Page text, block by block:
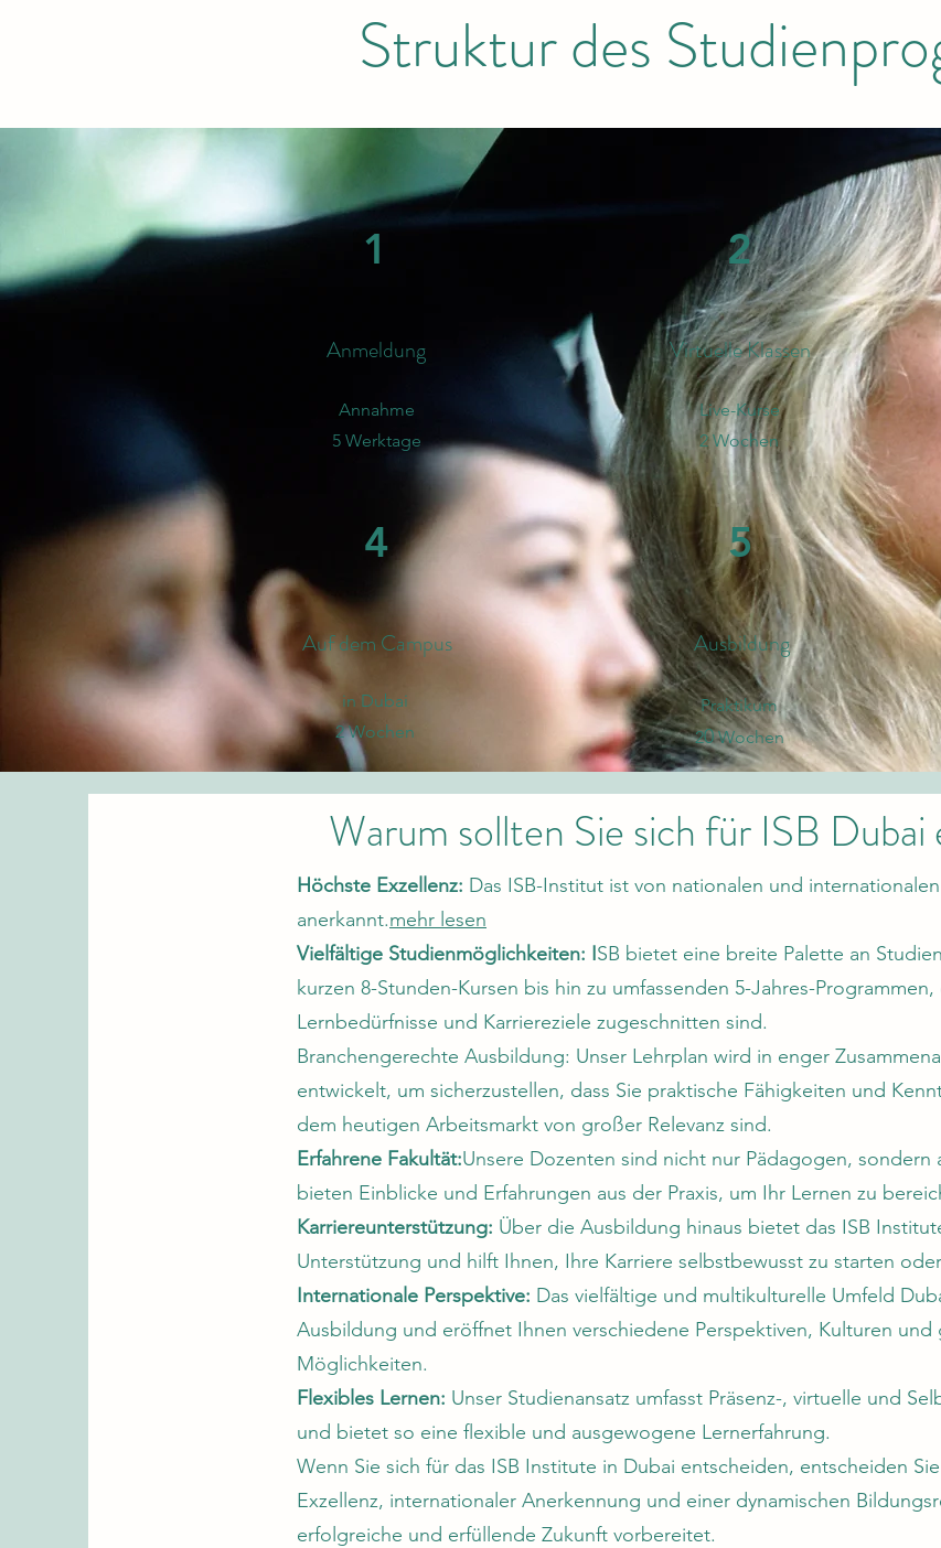
Struktur des
1
Anmeldung
Annahme
5 Werktage
2
Virtuelle Klassen
Live-Kurse
2 Wochen
4
Auf dem Campus
in Dubai
2 Wochen
5
Ausbildung
Praktikum
20Wochen
Warum sollten Sie sich für ISB
Höchste Exzellenz: Das ISB-Institut ist von nationalen und
anerkannt.mehr lesen
Vielfältige Studienmöglichkeiten: ISB bietet eine breite Palette an
kurzen 8-Stunden-Kursen bis hin zu umfassenden 5-Jahres-
Lernbedürfnisse und Karriereziele zugeschnitten sind.
Branchengerechte Ausbildung: Unser Lehrplan wird in enger
entwickelt, um sicherzustellen, dass Sie praktische Fähigkeiten und
dem heutigen Arbeitsmarkt von großer Relevanz sind.
Erfahrene Fakultät:Unsere Dozenten sind nicht nur Pädagogen, sondern
bieten Einblicke und Erfahrungen aus der Praxis, um Ihr Lernen zu
Karriereunterstützung: Über die Ausbildung hinaus bietet das ISB
Unterstützung und hilft Ihnen, Ihre Karriere selbstbewusst zu starten
Internationale Perspektive: Das vielfältige und multikulturelle Umfeld
Ausbildung und eröffnet Ihnen verschiedene Perspektiven, Kulturen
Möglichkeiten.
Flexibles Lernen: Unser Studienansatz umfasst Präsenz-, virtuelle und
und bietet so eine flexible und ausgewogene Lernerfahrung.
Wenn Sie sich für das ISB Institute in Dubai entscheiden, entscheiden
Exzellenz, internationaler Anerkennung und einer dynamischen
erfolgreiche und erfüllende Zukunft vorbereitet.